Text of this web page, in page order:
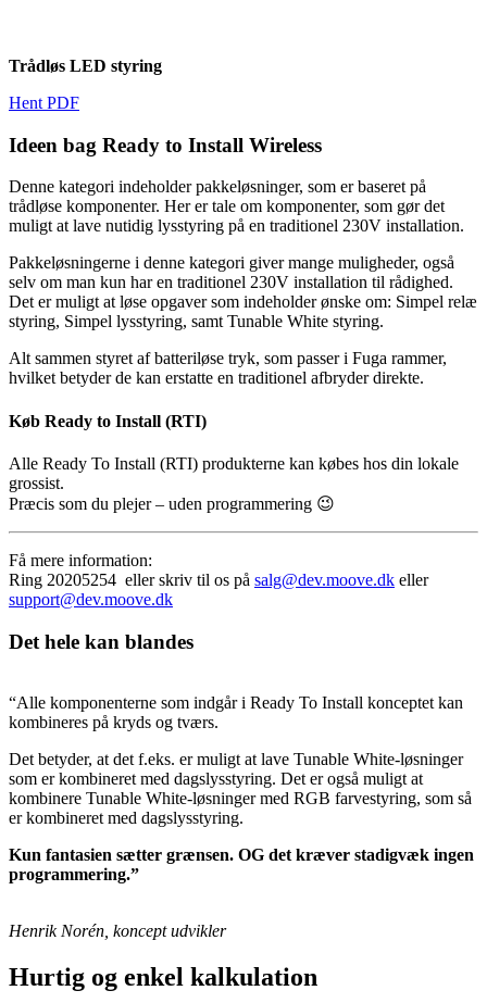
Trådløs LED styring
Hent PDF
Ideen bag Ready to Install Wireless
Denne kategori indeholder pakkeløsninger, som er baseret på
trådløse komponenter. Her er tale om komponenter, som gør det
muligt at lave nutidig lysstyring på en traditionel 230V installation.
Pakkeløsningerne i denne kategori giver mange muligheder, også
selv om man kun har en traditionel 230V installation til rådighed.
Det er muligt at løse opgaver som indeholder ønske om: Simpel relæ
styring, Simpel lysstyring, samt Tunable White styring.
Alt sammen styret af batteriløse tryk, som passer i Fuga rammer,
hvilket betyder de kan erstatte en traditionel afbryder direkte.
Køb Ready to Install (RTI)
Alle Ready To Install (RTI) produkterne kan købes hos din lokale
grossist.
Præcis som du plejer – uden programmering 😉
Få mere information:
Ring 20205254 eller skriv til os på salg@dev.moove.dk eller
support@dev.moove.dk
Det hele kan blandes
“Alle komponenterne som indgår i Ready To Install konceptet kan
kombineres på kryds og tværs.
Det betyder, at det f.eks. er muligt at lave Tunable White-løsninger
som er kombineret med dagslysstyring. Det er også muligt at
kombinere Tunable White-løsninger med RGB farvestyring, som så
er kombineret med dagslysstyring.
Kun fantasien sætter grænsen. OG det kræver stadigvæk ingen
programmering.”
Henrik Norén, koncept udvikler
Hurtig og enkel kalkulation